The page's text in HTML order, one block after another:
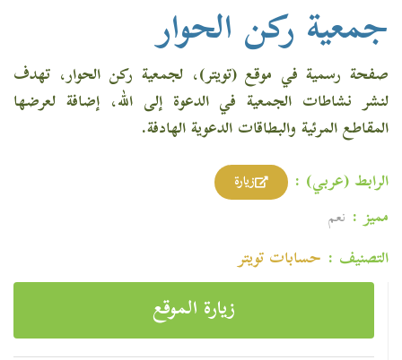
جمعية ركن الحوار
صفحة رسمية في موقع (تويتر)، لجمعية ركن الحوار، تهدف
لنشر نشاطات الجمعية في الدعوة إلى الله، إضافة لعرضها
المقاطع المرئية والبطاقات الدعوية الهادفة.
الرابط (عربي) :
زيارة
مميز : نعم
التصنيف : حسابات تویتر
زيارة الموقع